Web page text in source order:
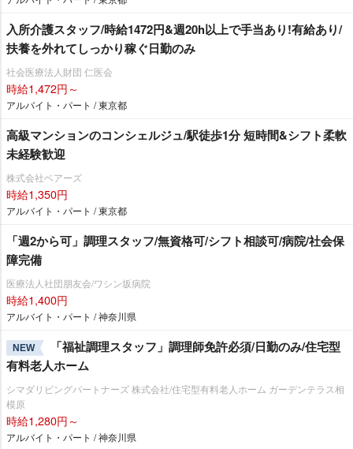
入所介護スタッフ/時給1472円&週20h以上で手当あり!有給あり/
扶養を外れてしっかり稼ぐ日勤のみ
社会医療法人財団 仁医会
時給1,472円～
アルバイト・パート / 東京都
高級マンションのコンシェルジュ/駅徒歩1分 短時間&シフト柔軟
未経験歓迎
株式会社ベアーズ
時給1,350円
アルバイト・パート / 東京都
「週2から可」調理スタッフ/無資格可/シフト相談可/病院/社会保
障完備
医療法人社団朋友会/ワシン坂病院
時給1,400円
アルバイト・パート / 神奈川県
NEW
「福祉調理スタッフ」調理師免許必須/日勤のみ/住宅型
有料老人ホーム
シマダリビングパートナーズ 株式会社/住宅型有料老人ホーム ガーデンテラス相
模原
時給1,280円～
アルバイト・パート / 神奈川県